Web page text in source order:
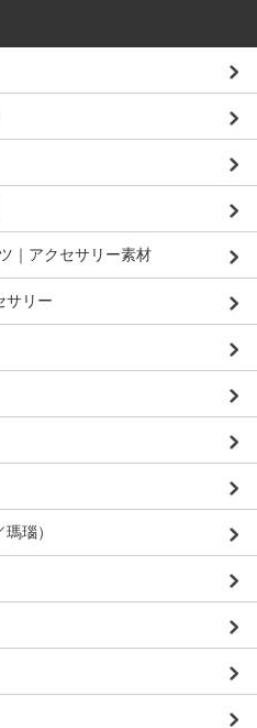
｜アクセサリー素材
サリー
瑙）